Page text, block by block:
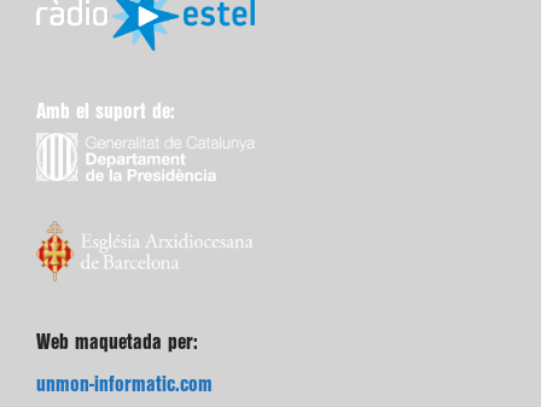
Amb el suport de:
Web maquetada per:
unmon-informatic.com